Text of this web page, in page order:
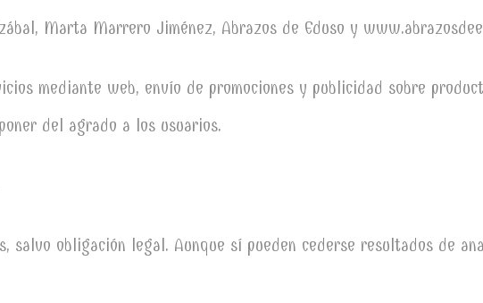
Marta Marrero Jiménez, Abrazos de Eduso y
mediante web, envío de promociones y publicidad sobre
del agrado a los usuarios.
salvo obligación legal. Aunque sí pueden cederse resultados de